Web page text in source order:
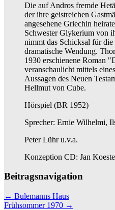
Die auf Andros fremde
der ihre geistreichen
angesehene Griechin
Schwester Glykerium von
nimmt das Schicksal für die
dramatische Wendung.
1930 erschienene Roman
veranschaulicht mittels
Aussagen des Neuen
Hellmut von Cube.
Hörspiel (BR 1952)
Sprecher: Ernie Wilhelmi,
Peter Lühr u.v.a.
Konzeption CD: Jan
Beitragsnavigation
← Bulemanns Haus
Frühsommer 1970 →